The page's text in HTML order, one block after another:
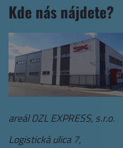
Kde nás nájdete?
areál DZL EXPRESS, s.r.o.
Logistická ulica 7,